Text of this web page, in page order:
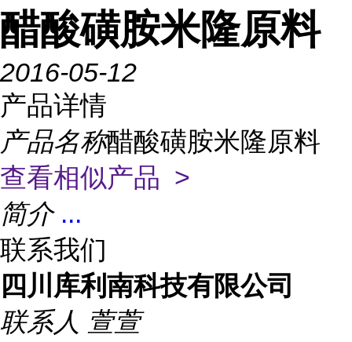
醋酸磺胺米隆原料
2016-05-12
产品详情
产品名称醋酸磺胺米隆原料
查看相似产品 >
简介 ...
联系我们
四川库利南科技有限公司
联系人 萱萱